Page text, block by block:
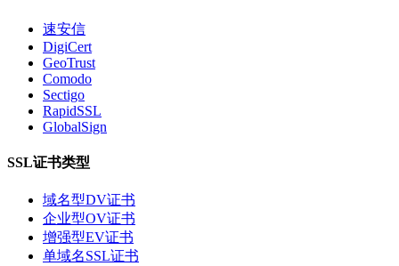
速安信
DigiCert
GeoTrust
Comodo
Sectigo
RapidSSL
GlobalSign
SSL证书类型
域名型DV证书
企业型OV证书
增强型EV证书
单域名SSL证书